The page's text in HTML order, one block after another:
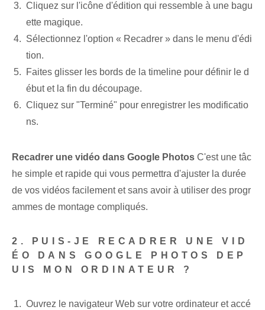
Cliquez sur l'icône d'édition qui ressemble à une bagu
ette magique.
Sélectionnez l'option « Recadrer » dans le menu d'édi
tion.
Faites glisser les bords de la timeline pour définir le d
ébut et la fin du découpage.
Cliquez sur "Terminé" pour enregistrer les modificatio
ns.
Recadrer une vidéo dans Google Photos C'est une tâc
he simple et rapide qui vous permettra d'ajuster la durée
de vos vidéos facilement et sans avoir à utiliser des progr
ammes de montage compliqués.
2. PUIS-JE RECADRER UNE VID
ÉO DANS GOOGLE PHOTOS DEP
UIS MON ORDINATEUR ?
Ouvrez le navigateur Web sur votre ordinateur et accé